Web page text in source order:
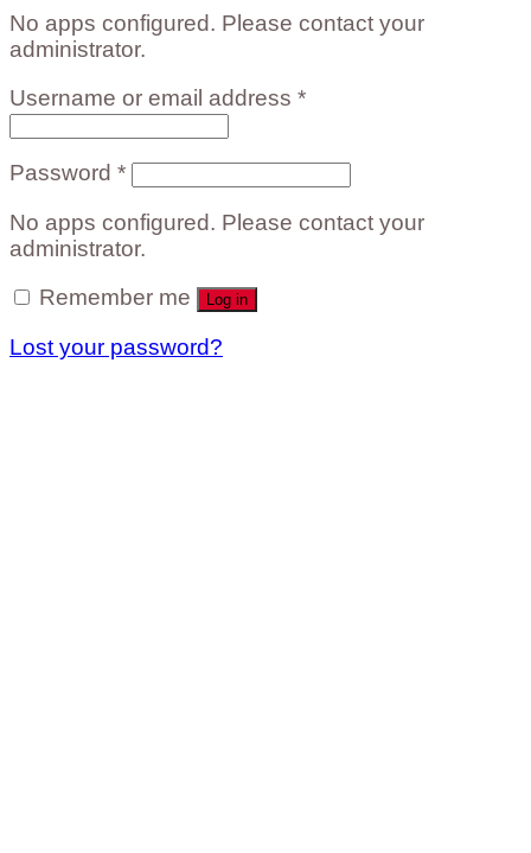
No apps configured. Please contact your
administrator.
Username or email address *
Password *
No apps configured. Please contact your
administrator.
Remember me
Log in
Lost your password?